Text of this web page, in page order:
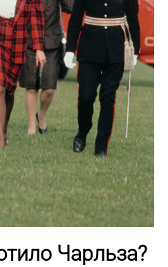
Чарльза?